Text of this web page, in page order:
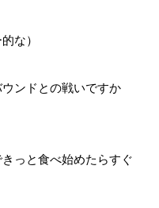
な）
ンドとの戦いですか
っと食べ始めたらすぐ